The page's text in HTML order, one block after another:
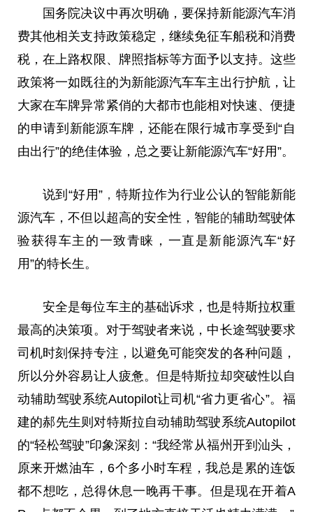
国务院决议中再次明确，要保持新能源汽车消
费其他相关支持政策稳定，继续免征车船税和消费
税，在上路权限、牌照指标等方面予以支持。这些
政策将一如既往的为新能源汽车车主出行护航，让
大家在车牌异常紧俏的大都市也能相对快速、便捷
的申请到新能源车牌，还能在限行城市享受到“自
由出行”的绝佳体验， 总之要让新能源汽车“好用”。
说到“好用” ， 特斯拉作为行业公认的智能新能
源汽车，不但以超高的安全性，智能的辅助驾驶体
验获得车主的一致青睐，一直是新能源汽车“好
用”的特长生。
安全是每位车主的基础诉求，也是特斯拉权重
最高的决策项。对于驾驶者来说，中长途驾驶要求
司机时刻保持专注，以避免可能突发的各种问题，
所以分外容易让人疲惫。但是特斯拉却突破性以自
动辅助驾驶系统Autopilot让司机“省力更省心”。福
建的郝先生则对特斯拉自动辅助驾驶系统Autopilot
的“轻松驾驶”印象深刻：“我经常从福州开到汕头，
原来开燃油车，6个多小时车程，我总是累的连饭
都不想吃， 总得休息一晚再干事。但是现在开着A